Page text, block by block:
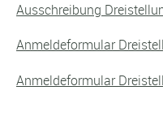
Ausschreibung
Anmeldeformular
Anmeldeformular